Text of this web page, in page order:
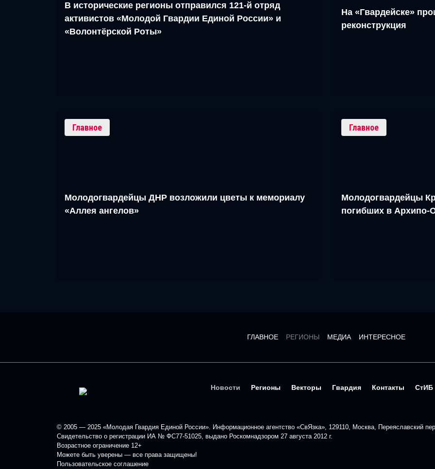
В исторические регионы отправился 121-й отряд
активистов «Молодой Гвардии Единой России» и
«Волонтёрской Роты»
На «Гвардейске»
реконструкция
Главное
Молодогвардейцы ДНР возложили цветы к мемориалу
«Аллея ангелов»
Главное
Молодогвардейцы
погибших в Архипо-
ГЛАВНОЕ РЕГИОНЫ МЕДИА ИНТЕРЕСНОЕ
Новости Регионы Векторы Гвардия Контакты СтИБ
© 2005 — 2025 «Молодая Гвардия Единой России». Информационное агентство «СвЯзка», 129110, Москва, Переяславский
Свидетельство о регистрации ИА № ФС77-51025, выдано Роскомнадзором 27 августа 2012 г.
Возрастное ограничение 12+
Можете быть уверены — все права защищены!
Пользовательское соглашение